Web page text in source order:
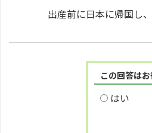
出産前に日本に帰国し
この回答は
はい